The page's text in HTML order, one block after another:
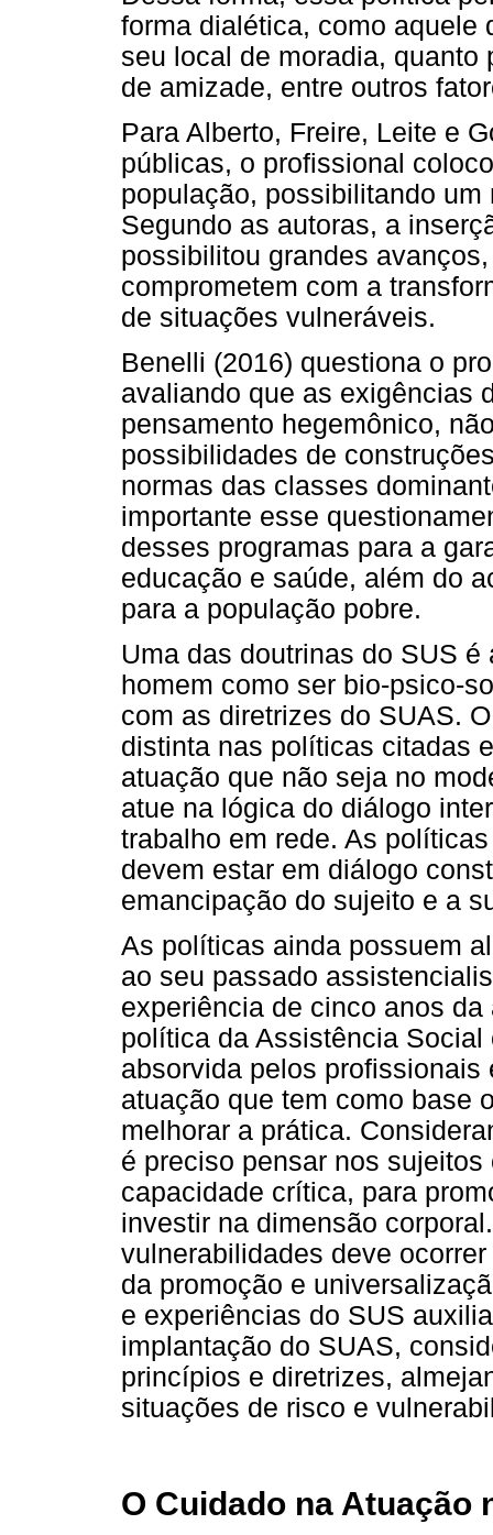
forma dialética, como aquele
seu local de moradia,
de amizade, entre outros
Para Alberto, Freire, Leite e
públicas, o profissional
população, possibilitando
Segundo as autoras, a
possibilitou grandes
comprometem com a
de situações vulneráveis.
Benelli (2016) questiona o
avaliando que as exigências
pensamento hegemônico,
possibilidades de
normas das classes
importante esse
desses programas para a
educação e saúde, além do
para a população pobre.
Uma das doutrinas do SUS
homem como ser bio-psico-
com as diretrizes do SUAS.
distinta nas políticas citadas
atuação que não seja no
atue na lógica do diálogo
trabalho em rede. As
devem estar em diálogo
emancipação do sujeito e a
As políticas ainda possuem
ao seu passado
experiência de cinco anos
política da Assistência
absorvida pelos
atuação que tem como base
melhorar a prática.
é preciso pensar nos
capacidade crítica, para
investir na dimensão
vulnerabilidades deve
da promoção e
e experiências do SUS
implantação do SUAS,
princípios e diretrizes,
situações de risco e
O Cuidado na Atuação